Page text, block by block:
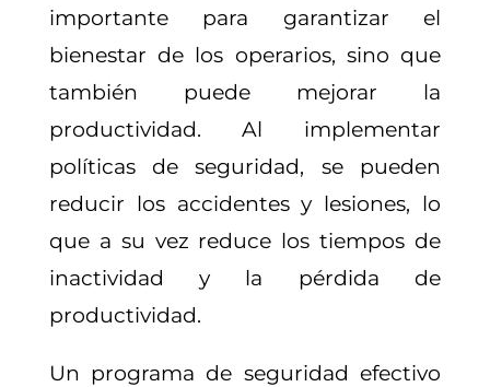
importante para garantizar el
bienestar de los operarios, sino que
también puede mejorar la
productividad. Al implementar
políticas de seguridad, se pueden
reducir los accidentes y lesiones, lo
que a su vez reduce los tiempos de
inactividad y la pérdida de
productividad.
Un programa de seguridad efectivo